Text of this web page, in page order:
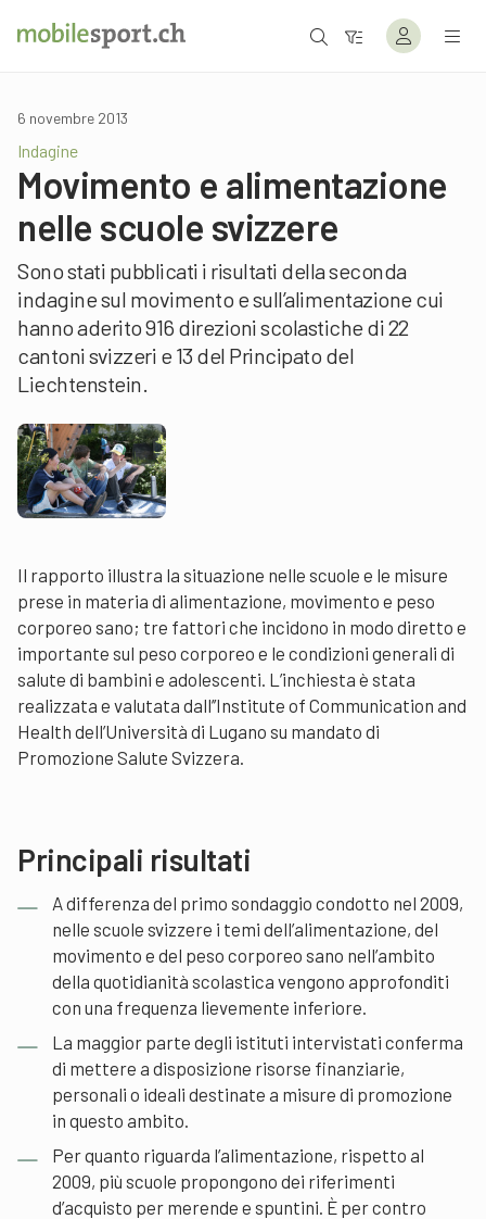
6 novembre 2013
Indagine
Movimento e alimentazione
nelle scuole svizzere
Sono stati pubblicati i risultati della seconda
indagine sul movimento e sull’alimentazione cui
hanno aderito 916 direzioni scolastiche di 22
cantoni svizzeri e 13 del Principato del
Liechtenstein.
Il rapporto illustra la situazione nelle scuole e le misure
prese in materia di alimentazione, movimento e peso
corporeo sano; tre fattori che incidono in modo diretto e
importante sul peso corporeo e le condizioni generali di
salute di bambini e adolescenti. L’inchiesta è stata
realizzata e valutata dall’’Institute of Communication and
Health dell’Università di Lugano su mandato di
Promozione Salute Svizzera.
Principali risultati
A differenza del primo sondaggio condotto nel 2009,
nelle scuole svizzere i temi dell’alimentazione, del
movimento e del peso corporeo sano nell’ambito
della quotidianità scolastica vengono approfonditi
con una frequenza lievemente inferiore.
La maggior parte degli istituti intervistati conferma
di mettere a disposizione risorse finanziarie,
personali o ideali destinate a misure di promozione
in questo ambito.
Per quanto riguarda l’alimentazione, rispetto al
2009, più scuole propongono dei riferimenti
d’acquisto per merende e spuntini. È per contro